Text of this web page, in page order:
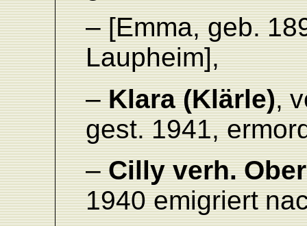
–[Emma, geb.
Laupheim],
–Klara (Klärle),
gest. 1941,
–Cilly verh.
1940 emigriert